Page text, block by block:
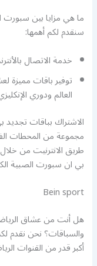
ما هي مزايا بين سبورت
سنقدم لكم أهمها:
خدمة الاتصال
توفير باقات مميزة
العالم ودوري
الاشتراك بباقات تجديد
مجموعة من المحطات
طريق الانترنيت من
بي ان سبورت الصبية
Bein sport
هل أنت من عشاق
أكبر قدر من القنوات